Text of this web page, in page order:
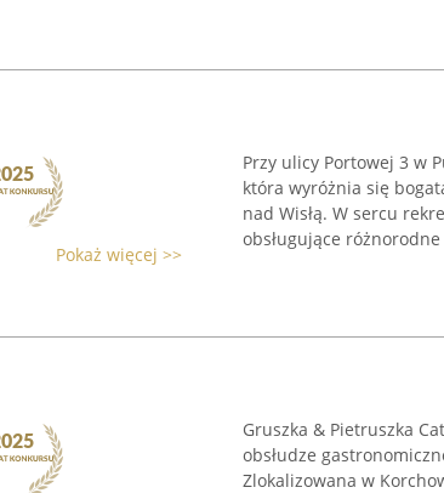
Pokaż więcej >>
Przy ulicy Portowej 3 w
która wyróżnia się
nad Wisłą. W sercu
obsługujące
Gruszka & Pietruszka
obsłudze
Zlokalizowana w